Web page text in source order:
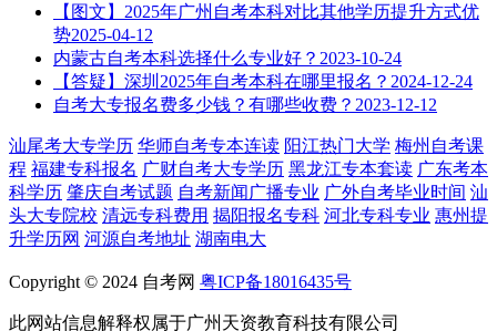
【图文】2025年广州自考本科对比其他学历提升方式优
势2025-04-12
内蒙古自考本科选择什么专业好？ 2023-10-24
【答疑】深圳2025年自考本科在哪里报名？ 2024-12-24
自考大专报名费多少钱？有哪些收费？ 2023-12-12
汕尾考大专学历 华师自考专本连读 阳江热门大学 梅州自考课
程 福建专科报名 广财自考大专学历 黑龙江专本套读 广东考本
科学历 肇庆自考试题 自考新闻广播专业 广外自考毕业时间 汕
头大专院校 清远专科费用 揭阳报名专科 河北专科专业 惠州提
升学历网 河源自考地址 湖南电大
Copyright © 2024 自考网 粤ICP备18016435号
此网站信息解释权属于广州天资教育科技有限公司